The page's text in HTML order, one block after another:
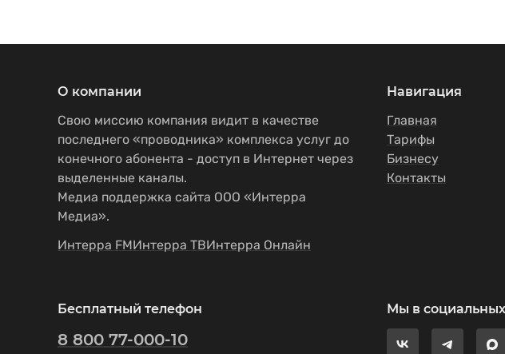
О компании
Свою миссию компания видит в качестве
последнего «проводника» комплекса услуг до
конечного абонента - доступ в Интернет через
выделенные каналы.
Медиа поддержка сайта ООО «Интерра
Медиа».
Интерра FMИнтерра ТВИнтерра Онлайн
Навигация
Главная
Тарифы
Бизнесу
Контакты
Бесплатный телефон
8 800 77-000-10
Мы в социальных